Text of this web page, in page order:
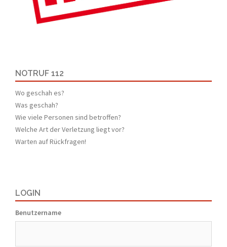
NOTRUF 112
Wo geschah es?
Was geschah?
Wie viele Personen sind betroffen?
Welche Art der Verletzung liegt vor?
Warten auf Rückfragen!
LOGIN
Benutzername